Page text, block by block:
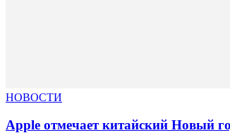
НОВОСТИ
Apple отмечает китайский Новый